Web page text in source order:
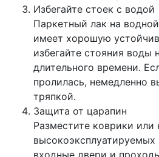
Избегайте стоек с водой
Паркетный лак на
имеет хорошую
избегайте стояния воды
длительного времени.
пролилась, немедленно
тряпкой.
Защита от царапин
Разместите коврики или
высокоэксплуатируемых